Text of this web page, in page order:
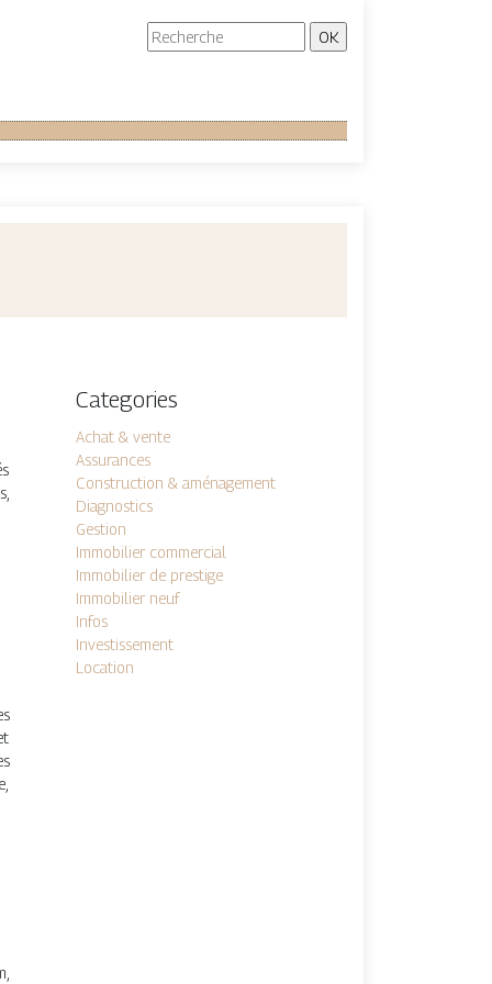
Categories
Achat & vente
Assurances
Construction & aménagement
Diagnostics
Gestion
Immobilier commercial
Immobilier de prestige
Immobilier neuf
Infos
Investissement
Location